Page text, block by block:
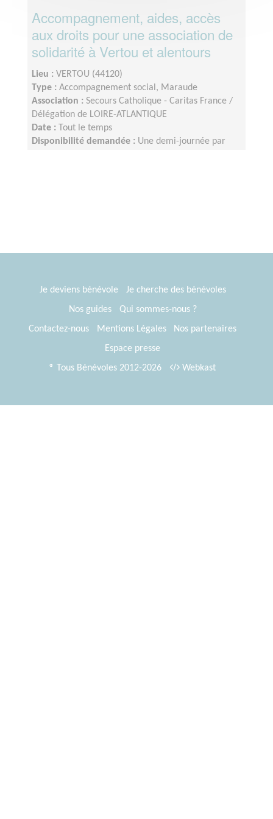
Accompagnement, aides, accès
aux droits pour une association de
solidarité à Vertou et alentours
Lieu : VERTOU (44120)
Type : Accompagnement social, Maraude
Association : Secours Catholique - Caritas France /
Délégation de LOIRE-ATLANTIQUE
Date :
Tout le temps
Disponibilité demandée : Une demi-journée par
Je deviens bénévole
Je cherche des bénévoles
Nos guides
Qui sommes-nous ?
Contactez-nous
Mentions Légales
Nos partenaires
Espace presse
® Tous Bénévoles 2012-2026
Webkast